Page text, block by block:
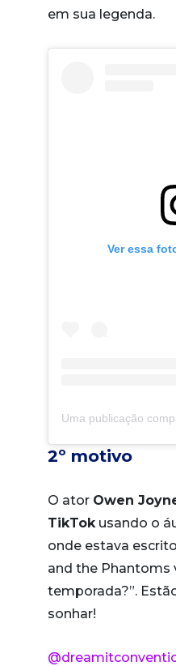
em sua legenda.
Ver essa
2º motivo
O ator Owen
TikTok usando o
onde estava
and the Phantoms
temporada?”.
sonhar!